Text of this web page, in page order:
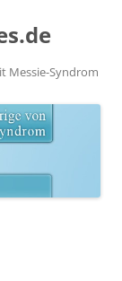
Messie-Syndrom